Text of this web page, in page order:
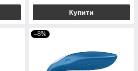
Купити
–8%